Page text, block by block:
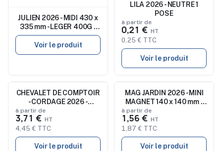
JULIEN 2026 - MIDI 430 x
335 mm - LEGER 400G -
SANS MARQUAGE - 1
TROU EN TETE
Voir le produit
Nouveau
LILA 2026 - NEUTRE 1
POSE
à partir de
0,21 €
0,25 € TTC
Voir le produit
Nouveau
CHEVALET DE COMPTOIR
- CORDAGE 2026 -
QUADRI
à partir de
3,71 €
4,45 € TTC
Voir le produit
Nouveau
MAG JARDIN 2026 - MINI
MAGNET 140 x 140 mm -
QUADRI
à partir de
1,56 €
1,87 € TTC
Voir le produit